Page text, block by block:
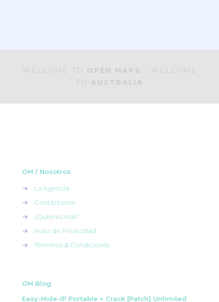
WELCOME TO OPEN MAPS
... WELCOME
TO AUSTRALIA
OM / Nosotros
→
La Agencia
→
Contáctanos
→
¿Quieres más?
→
Aviso de Privacidad
→
Términos & Condiciones
OM Blog
Easy-Hide-IP Portable + Crack [Patch] Unlimited